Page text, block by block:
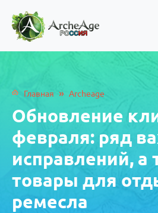
Главная » Archeage
Обновление
февраля: ряд
исправлений, а
товары для
ремесла